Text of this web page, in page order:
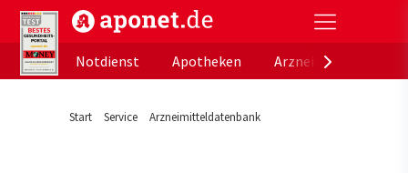
aponet.de - Das offizielle Gesundheitsportal der
Notdienst
Apotheken
Start Service Arzneimitteldatenbank